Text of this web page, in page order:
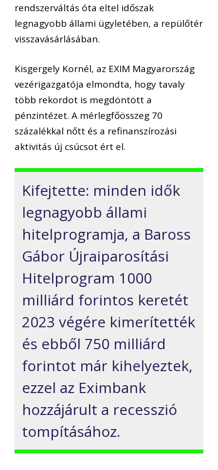
rendszerváltás óta eltel időszak
legnagyobb állami ügyletében, a repülőtér
visszavásárlásában.
Kisgergely Kornél, az EXIM Magyarország
vezérigazgatója elmondta, hogy tavaly
több rekordot is megdöntött a
pénzintézet. A mérlegfőösszeg 70
százalékkal nőtt és a refinanszírozási
aktivitás új csúcsot ért el.
Kifejtette: minden idők
legnagyobb állami
hitelprogramja, a Baross
Gábor Újraiparosítási
Hitelprogram 1000
milliárd forintos keretét
2023 végére kimerítették
és ebből 750 milliárd
forintot már kihelyeztek,
ezzel az Eximbank
hozzájárult a recesszió
tompításához.